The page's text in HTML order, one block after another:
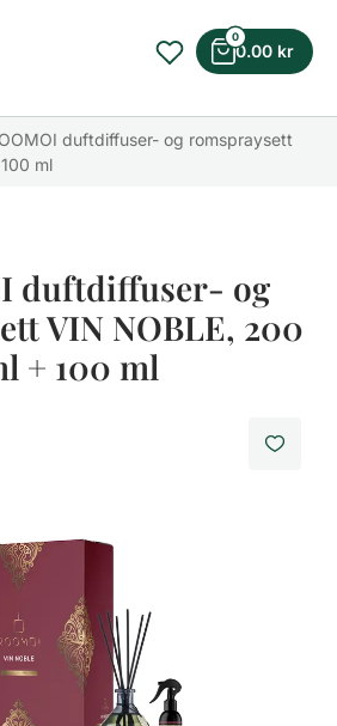
0.00 kr
0
duftdiffuser- og romspraysett
ml
duftdiffuser- og
VIN NOBLE, 200
+ 100 ml